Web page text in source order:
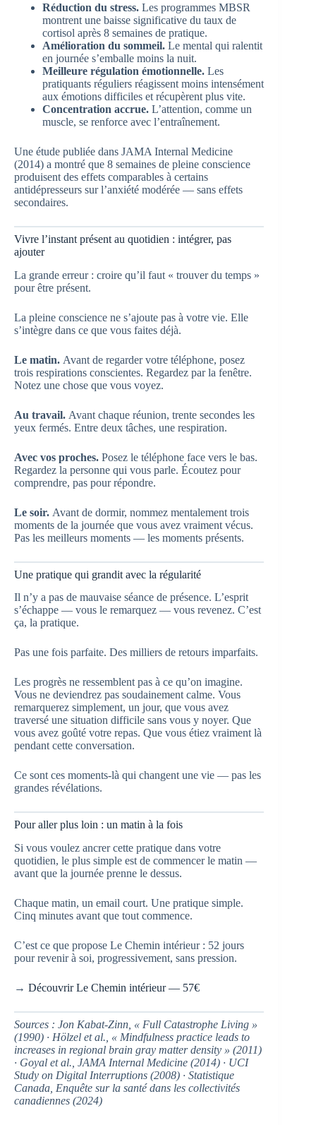
Réduction du stress. Les programmes MBSR
montrent une baisse significative du taux de
cortisol après 8 semaines de pratique.
Amélioration du sommeil. Le mental qui ralentit
en journée s’emballe moins la nuit.
Meilleure régulation émotionnelle. Les
pratiquants réguliers réagissent moins intensément
aux émotions difficiles et récupèrent plus vite.
Concentration accrue. L’attention, comme un
muscle, se renforce avec l’entraînement.
Une étude publiée dans JAMA Internal Medicine
(2014) a montré que 8 semaines de pleine conscience
produisent des effets comparables à certains
antidépresseurs sur l’anxiété modérée — sans effets
secondaires.
Vivre l’instant présent au quotidien : intégrer, pas
ajouter
La grande erreur : croire qu’il faut « trouver du temps »
pour être présent.
La pleine conscience ne s’ajoute pas à votre vie. Elle
s’intègre dans ce que vous faites déjà.
Le matin. Avant de regarder votre téléphone, posez
trois respirations conscientes. Regardez par la fenêtre.
Notez une chose que vous voyez.
Au travail. Avant chaque réunion, trente secondes les
yeux fermés. Entre deux tâches, une respiration.
Avec vos proches. Posez le téléphone face vers le bas.
Regardez la personne qui vous parle. Écoutez pour
comprendre, pas pour répondre.
Le soir. Avant de dormir, nommez mentalement trois
moments de la journée que vous avez vraiment vécus.
Pas les meilleurs moments — les moments présents.
Une pratique qui grandit avec la régularité
Il n’y a pas de mauvaise séance de présence. L’esprit
s’échappe — vous le remarquez — vous revenez. C’est
ça, la pratique.
Pas une fois parfaite. Des milliers de retours imparfaits.
Les progrès ne ressemblent pas à ce qu’on imagine.
Vous ne deviendrez pas soudainement calme. Vous
remarquerez simplement, un jour, que vous avez
traversé une situation difficile sans vous y noyer. Que
vous avez goûté votre repas. Que vous étiez vraiment là
pendant cette conversation.
Ce sont ces moments-là qui changent une vie — pas les
grandes révélations.
Pour aller plus loin : un matin à la fois
Si vous voulez ancrer cette pratique dans votre
quotidien, le plus simple est de commencer le matin —
avant que la journée prenne le dessus.
Chaque matin, un email court. Une pratique simple.
Cinq minutes avant que tout commence.
C’est ce que propose Le Chemin intérieur : 52 jours
pour revenir à soi, progressivement, sans pression.
→ Découvrir Le Chemin intérieur — 57€
Sources : Jon Kabat-Zinn, « Full Catastrophe Living »
(1990) · Hölzel et al., « Mindfulness practice leads to
increases in regional brain gray matter density » (2011)
· Goyal et al., JAMA Internal Medicine (2014) · UCI
Study on Digital Interruptions (2008) · Statistique
Canada, Enquête sur la santé dans les collectivités
canadiennes (2024)